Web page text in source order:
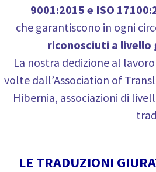
9001:2015 e ISO
che garantiscono in ogni
riconosciuti a
La nostra dedizione al
volte dall’Association of
Hibernia, associazioni di
LE TRADUZIONI